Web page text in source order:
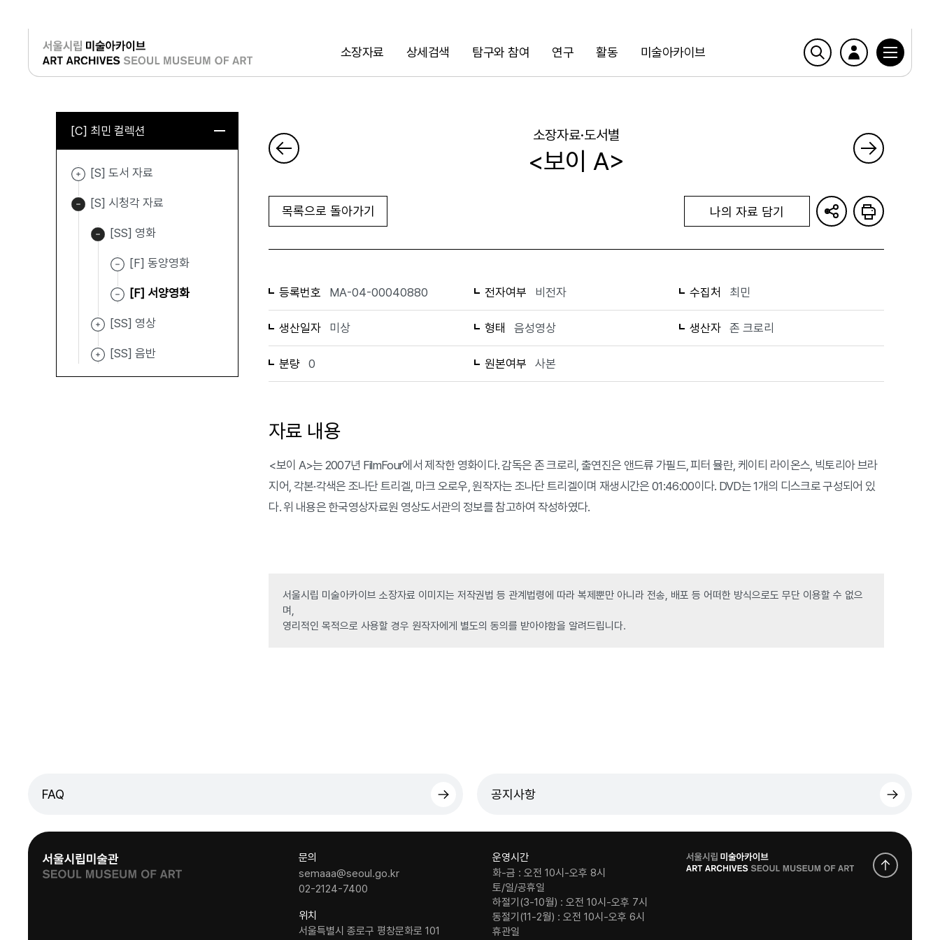
소장자료 상세검색 탐구와 참여 연구 활동 미술아카이브
검색
로그인
[C] 최민 컬렉션
[S] 도서 자료
[S] 시청각 자료
[SS] 영화
[F] 동양영화
[F] 서양영화
[SS] 영상
[SS] 음반
소장자료·도서별
<보이 A>
목록으로 돌아가기 나의 자료 담기
등록번호 MA-04-00040880 전자여부 비전자 수집처 최민
생산일자 미상 형태 음성영상 생산자 존 크로리
분량 0 원본여부 사본
자료 내용
<보이 A>는 2007년 FilmFour에서 제작한 영화이다. 감독은 존 크로리, 출연진은 앤드류 가필드, 피터 뮬란, 케이티 라이온스, 빅토리아 브라
지어, 각본·각색은 조나단 트리겔, 마크 오로우, 원작자는 조나단 트리겔이며 재생시간은 01:46:00이다. DVD는 1개의 디스크로 구성되어 있
다. 위 내용은 한국영상자료원 영상도서관의 정보를 참고하여 작성하였다.
서울시립 미술아카이브 소장자료 이미지는 저작권법 등 관계법령에 따라 복제뿐만 아니라 전송, 배포 등 어떠한 방식으로도 무단 이용할 수 없으
며,
영리적인 목적으로 사용할 경우 원작자에게 별도의 동의를 받아야함을 알려드립니다.
FAQ 공지사항
문의
semaaa@seoul.go.kr
02-2124-7400
위치
서울특별시 종로구 평창문화로 101
운영시간
화-금 : 오전 10시-오후 8시
토/일/공휴일
하절기(3-10월) : 오전 10시-오후 7시
동절기(11-2월) : 오전 10시-오후 6시
휴관일
로
고